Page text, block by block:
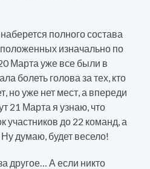
полного состава
изначально по
Марта уже все были в
болеть голова за тех, кто
но уже нет мест, а впереди
21 Марта я узнаю, что
участников до 22 команд, а
думаю, будет весело!
другое… А если никто